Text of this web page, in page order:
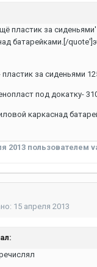
пластик за
батарейками.[/
пластик за сиденьями
под докатку-
каркаснад
2013 пользователем
15 апреля 2013